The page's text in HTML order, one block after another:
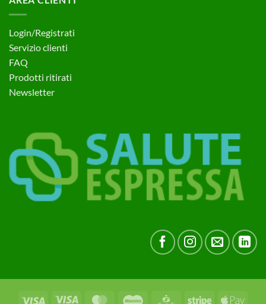
Login/Registrati
Servizio clienti
FAQ
Prodotti ritirati
Newsletter
Visa Visa MasterCardMaestro CartaSi Stripe Apple